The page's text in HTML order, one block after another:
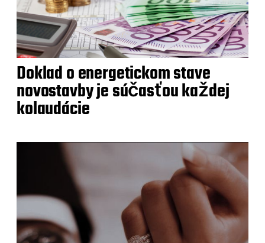
Doklad o energetickom stave
novostavby je súčasťou každej
kolaudácie